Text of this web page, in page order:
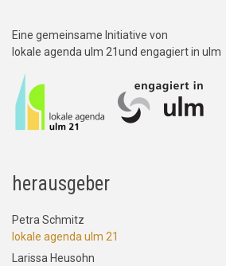
Eine gemeinsame Initiative von
lokale agenda ulm 21und engagiert in ulm
herausgeber
Petra Schmitz
lokale agenda ulm 21
Larissa Heusohn